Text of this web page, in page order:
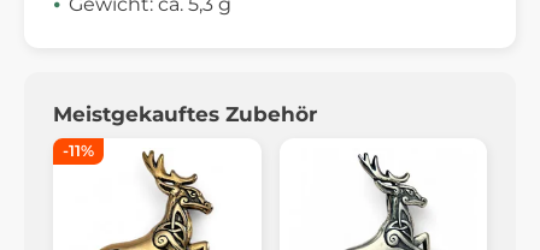
Meistgekauftes Zubehör
-11%